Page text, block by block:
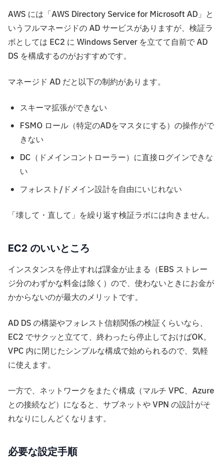
AWS には「AWS Directory Service for Microsoft AD」と
いうフルマネージドの AD サービスがありますが、検証ラ
ボとしては EC2 に Windows Server を立てて自前で AD
DS を構成するのがおすすめです。
マネージド AD だと以下の制約があります。
スキーマ拡張ができない
FSMO ロール（特定のADをマスタにする）の操作がで
きない
DC（ドメインコントローラー）に直接ログインできな
い
フォレスト/ドメイン設計を自由にいじれない
「壊して・直して」を繰り返す検証ラボには向きません。
EC2 のいいところ
インスタンスを停止すれば課金が止まる（EBS ストレー
ジ分のわずかな料金は除く）ので、使わないときにお金が
かからないのが最大のメリットです。
AD DS の構築やフォレスト信頼関係の検証くらいなら、
EC2 でサクッと立てて、終わったら停止しておけばOK。
VPC 内に閉じたシンプルな構成で始められるので、気軽
に使えます。
一方で、ネットワークをまたぐ構成（マルチ VPC、Azure
との接続など）になると、サブネットや VPN の設計がそ
れなりにしんどくなります。
必要な設定手順